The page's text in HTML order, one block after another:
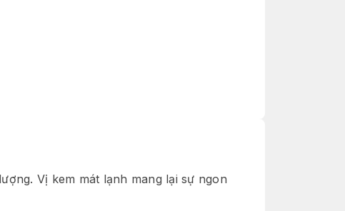
Vị kem mát lạnh mang lại sự ngon